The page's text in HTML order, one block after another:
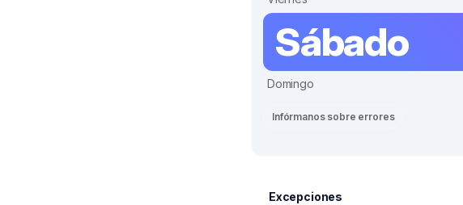
Sábado
Domingo
Infórmanos sobre errores
Excepciones